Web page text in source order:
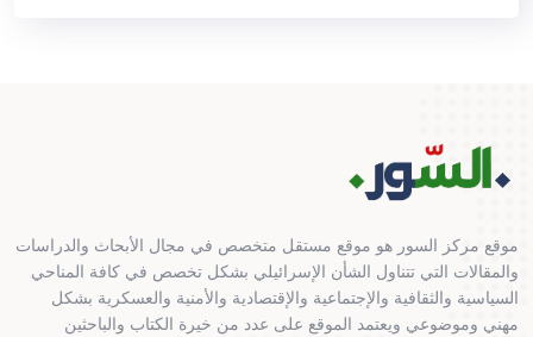
موقع مركز السور هو موقع مستقل متخصص في مجال الأبحاث والدراسات
والمقالات التي تتناول الشأن الإسرائيلي بشكل تخصص في كافة المناحي
السياسية والثقافية والإجتماعية والإقتصادية والأمنية والعسكرية بشكل
مهني وموضوعي ويعتمد الموقع على عدد من خيرة الكتاب والباحثين